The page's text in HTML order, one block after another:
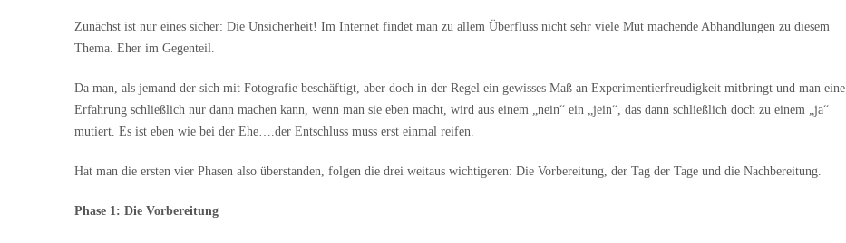
Zunächst ist nur eines sicher: Die Unsicherheit! Im Internet findet man zu allem Überfluss nicht sehr viele Mut machende Abhandlungen zu diesem
Thema. Eher im Gegenteil.
Da man, als jemand der sich mit Fotografie beschäftigt, aber doch in der Regel ein gewisses Maß an Experimentierfreudigkeit mitbringt und man eine
Erfahrung schließlich nur dann machen kann, wenn man sie eben macht, wird aus einem „nein“ ein „jein“, das dann schließlich doch zu einem „ja“
mutiert. Es ist eben wie bei der Ehe….der Entschluss muss erst einmal reifen.
Hat man die ersten vier Phasen also überstanden, folgen die drei weitaus wichtigeren: Die Vorbereitung, der Tag der Tage und die Nachbereitung.
Phase 1: Die Vorbereitung